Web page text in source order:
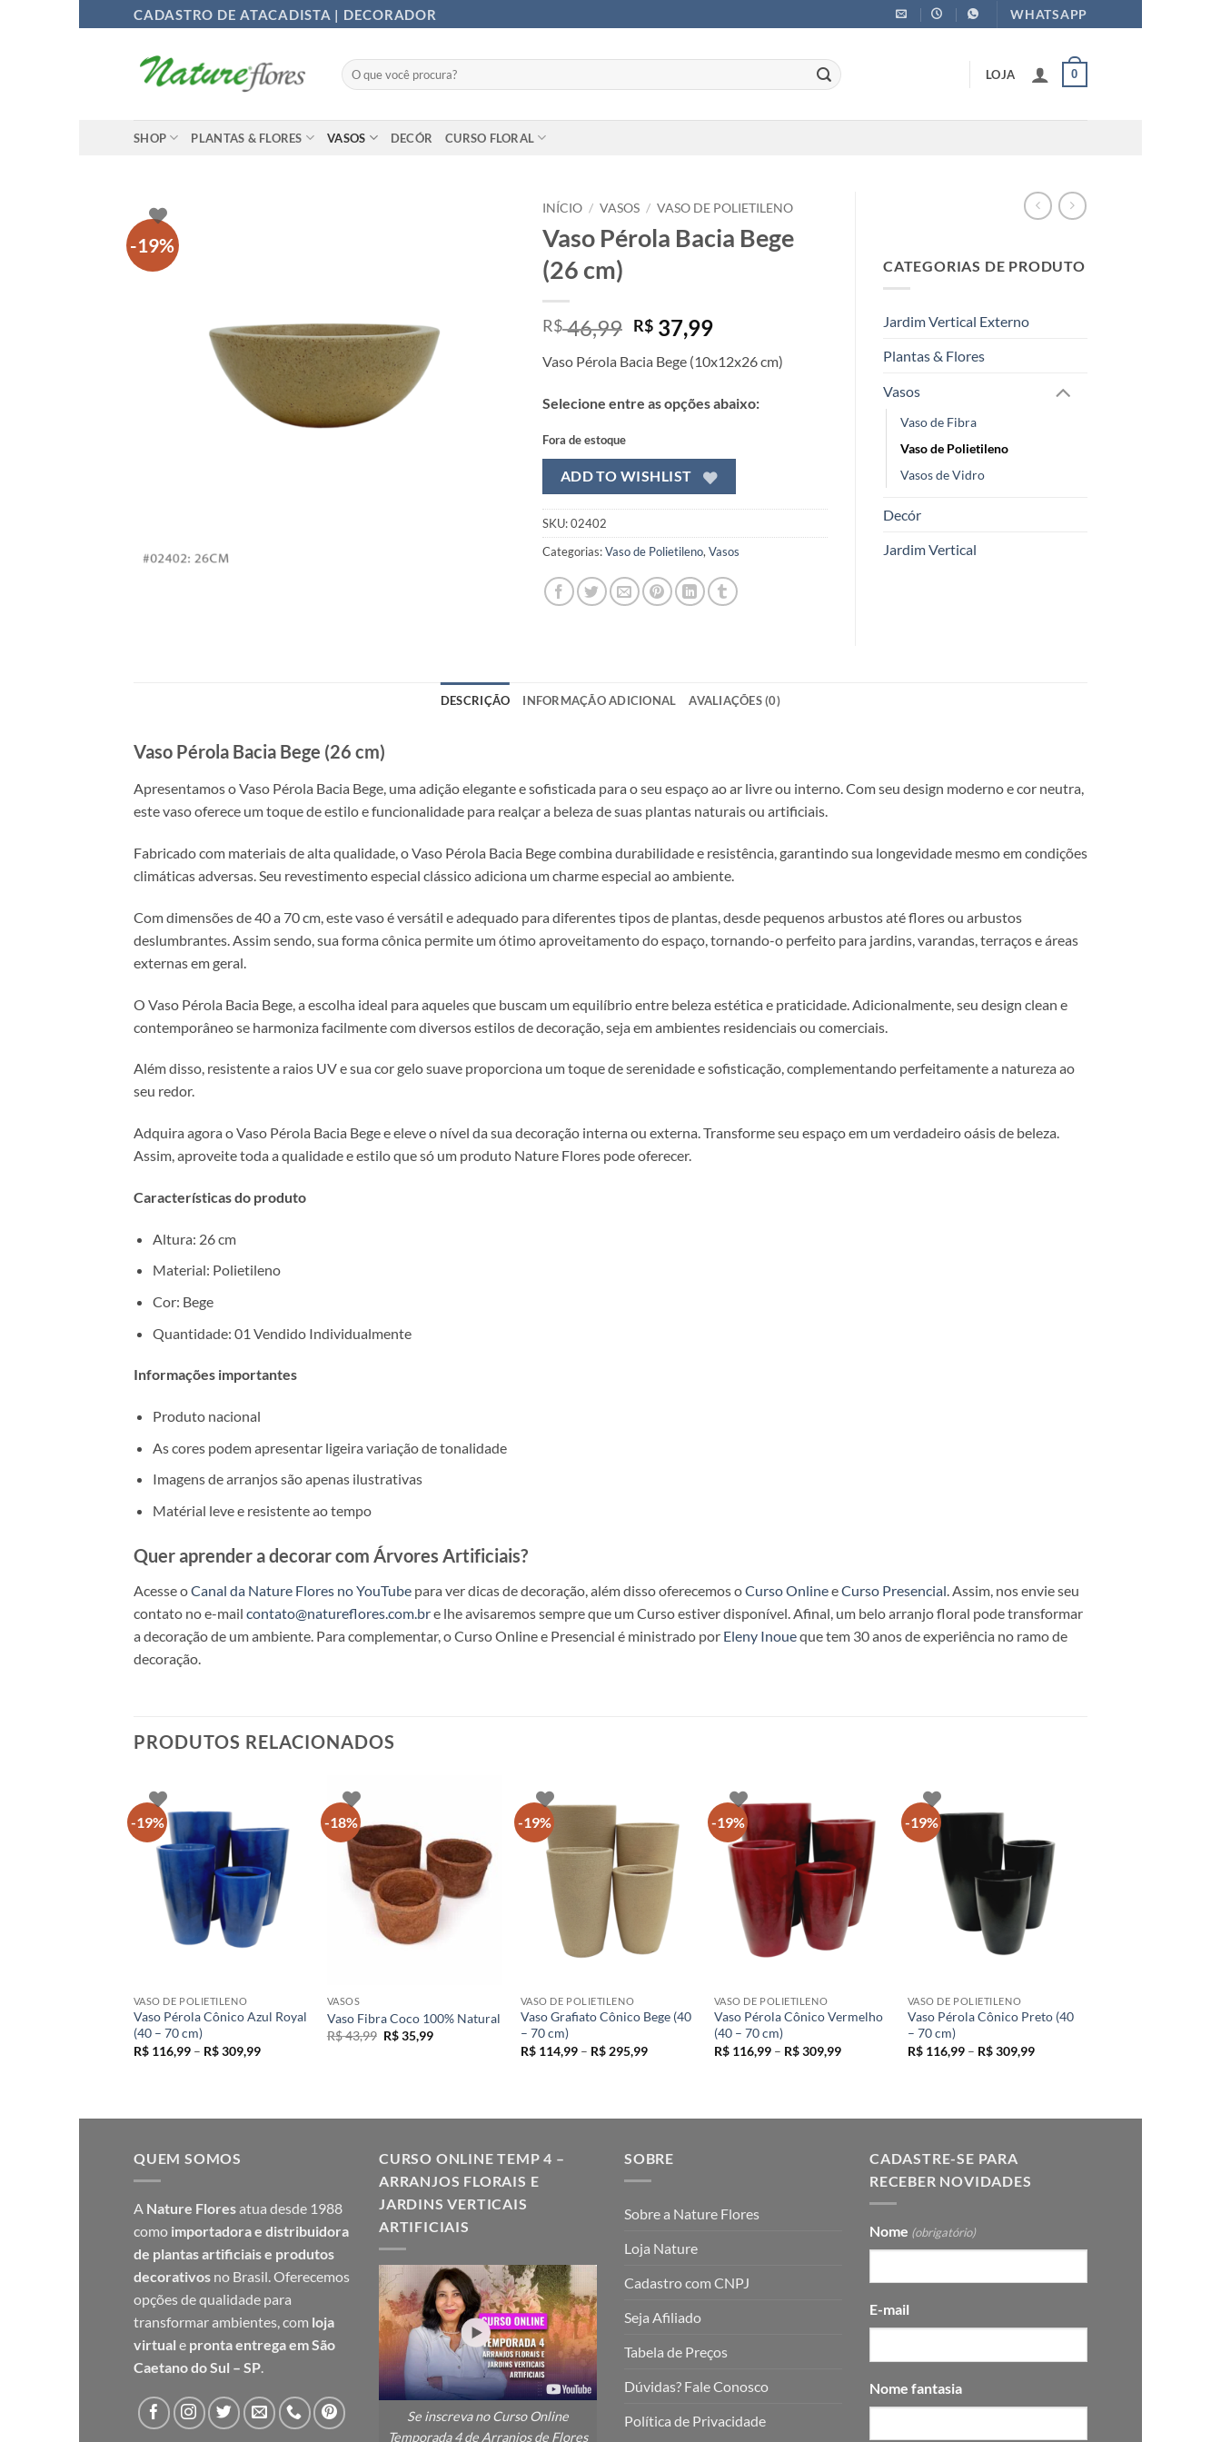
para
CADASTRO DE ATACADISTA | DECORADOR WHATSAPP
Pesquisar
por:
LOJA 0
SHOP PLANTAS & FLORES VASOS DECÓR CURSO FLORAL
-19%
INÍCIO / VASOS / VASO DE POLIETILENO
Vaso Pérola Bacia Bege
(26 cm)
R$46,99 O
preço
original
R$ 46,99.
R$ 37,99O
atual
R$ 37,99.
Vaso Pérola Bacia Bege (10x12x26 cm)
Selecione entre as opções abaixo:
Fora de estoque
ADD TO WISHLIST
SKU:02402
Categorias:Vaso de Polietileno, Vasos
CATEGORIAS DE PRODUTO
Jardim Vertical Externo
Plantas & Flores
Vasos
Vaso de Fibra
Vaso de Polietileno
Vasos de Vidro
Decór
Jardim Vertical
DESCRIÇÃO INFORMAÇÃO ADICIONAL AVALIAÇÕES (0)
Vaso Pérola Bacia Bege (26 cm)
Apresentamos o Vaso Pérola Bacia Bege, uma adição elegante e sofisticada para o seu espaço ao ar livre ou interno. Com seu design moderno e cor neutra,
este vaso oferece um toque de estilo e funcionalidade para realçar a beleza de suas plantas naturais ou artificiais.
Fabricado com materiais de alta qualidade, o Vaso Pérola Bacia Bege combina durabilidade e resistência, garantindo sua longevidade mesmo em condições
climáticas adversas. Seu revestimento especial clássico adiciona um charme especial ao ambiente.
Com dimensões de 40 a 70 cm, este vaso é versátil e adequado para diferentes tipos de plantas, desde pequenos arbustos até flores ou arbustos
deslumbrantes. Assim sendo, sua forma cônica permite um ótimo aproveitamento do espaço, tornando-o perfeito para jardins, varandas, terraços e áreas
externas em geral.
O Vaso Pérola Bacia Bege, a escolha ideal para aqueles que buscam um equilíbrio entre beleza estética e praticidade. Adicionalmente, seu design clean e
contemporâneo se harmoniza facilmente com diversos estilos de decoração, seja em ambientes residenciais ou comerciais.
Além disso, resistente a raios UV e sua cor gelo suave proporciona um toque de serenidade e sofisticação, complementando perfeitamente a natureza ao
seu redor.
Adquira agora o Vaso Pérola Bacia Bege e eleve o nível da sua decoração interna ou externa. Transforme seu espaço em um verdadeiro oásis de beleza.
Assim, aproveite toda a qualidade e estilo que só um produto Nature Flores pode oferecer.
Características do produto
Altura: 26 cm
Material: Polietileno
Cor: Bege
Quantidade: 01 Vendido Individualmente
Informações importantes
Produto nacional
As cores podem apresentar ligeira variação de tonalidade
Imagens de arranjos são apenas ilustrativas
Matérial leve e resistente ao tempo
Quer aprender a decorar com Árvores Artificiais?
Acesse oCanal da Nature Flores no YouTube para ver dicas de decoração, além disso oferecemos oCurso OnlineeCurso Presencial . Assim, nos envie seu
contato no e-mail contato@natureflores.com.bre lhe avisaremos sempre que um Curso estiver disponível. Afinal, um belo arranjo floral pode transformar
a decoração de um ambiente. Para complementar, o Curso Online e Presencial é ministrado por Eleny Inoueque tem 30 anos de experiência no ramo de
decoração.
PRODUTOS RELACIONADOS
-19%
VASO DE POLIETILENO
Vaso Pérola Cônico Azul Royal
(40 – 70 cm)
R$116,99 – R$309,99Faixa
-18%
VASOS
Vaso Fibra Coco 100% Natural
R$43,99 O
R$35,99O
-19%
VASO DE POLIETILENO
Vaso Grafiato Cônico Bege (40
– 70 cm)
R$114,99 – R$295,99Faixa
-19%
VASO DE POLIETILENO
Vaso Pérola Cônico Vermelho
(40 – 70 cm)
R$116,99 – R$309,99Faixa
-19%
VASO DE POLIETILENO
Vaso Pérola Cônico Preto (40
– 70 cm)
R$116,99 – R$309,99Faixa
QUEM SOMOS
A Nature Floresatua desde 1988
como importadora e distribuidora
de plantas artificiais e produtos
decorativos no Brasil. Oferecemos
opções de qualidade para
transformar ambientes, com loja
virtual e pronta entrega em São
Caetano do Sul – SP
CURSO ONLINE TEMP 4 –
ARRANJOS FLORAIS E
JARDINS VERTICAIS
ARTIFICIAIS
Se inscreva no Curso Online
Temporada 4 de Arranjos de Flores
SOBRE
Sobre a Nature Flores
Loja Nature
Cadastro com CNPJ
Seja Afiliado
Tabela de Preços
Dúvidas? Fale Conosco
Política de Privacidade
CADASTRE-SE PARA
RECEBER NOVIDADES
Nome (obrigatório)
E-mail
Nome fantasia